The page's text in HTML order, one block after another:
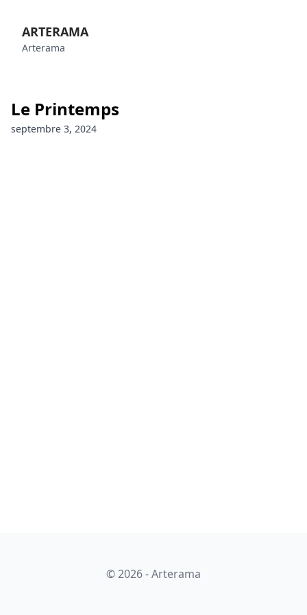
ARTERAMA
Arterama
Le Printemps
septembre 3, 2024
© 2026 - Arterama